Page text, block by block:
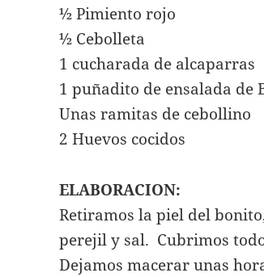
½ Pimiento rojo
½ Cebolleta
1 cucharada de alcaparras
1 puñadito de ensalada de
Unas ramitas de cebollino
2 Huevos cocidos
ELABORACION:
Retiramos la piel del
perejil y sal. Cubrimos
Dejamos macerar unas